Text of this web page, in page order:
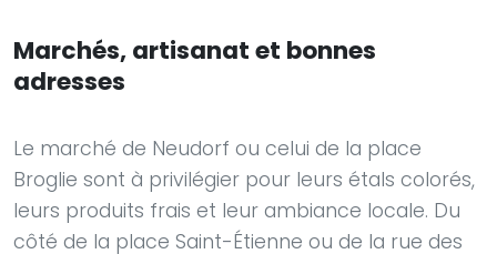
Marchés, artisanat et bonnes
adresses
Le marché de Neudorf ou celui de la place
Broglie sont à privilégier pour leurs étals colorés,
leurs produits frais et leur ambiance locale. Du
côté de la place Saint-Étienne ou de la rue des